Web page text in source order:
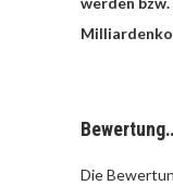
Die